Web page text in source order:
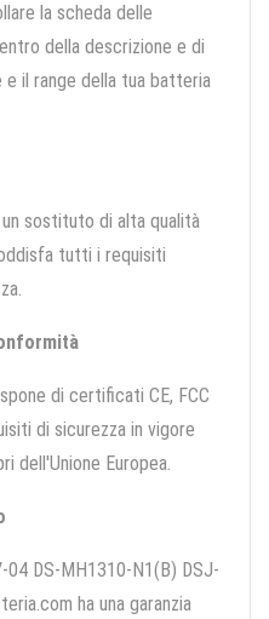
la scheda delle
della descrizione e di
il range della tua batteria
sostituto di alta qualità
tutti i requisiti
di certificati CE, FCC
di sicurezza in vigore
dell'Unione Europea.
04 DS-MH1310-N1(B) DSJ-
ha una garanzia